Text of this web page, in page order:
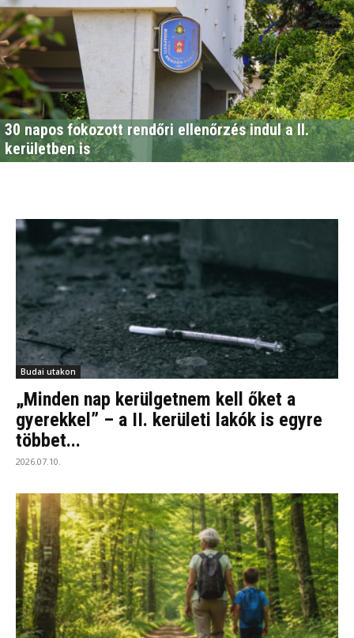
30 napos fokozott rendőri ellenőrzés indul a II.
kerületben is
Budai utakon
„Minden nap kerülgetnem kell őket a
gyerekkel” – a II. kerületi lakók is egyre
többet...
2026.07.10.